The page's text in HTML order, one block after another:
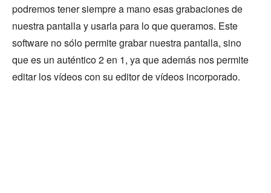
podremos tener siempre a mano esas grabaciones de
nuestra pantalla y usarla para lo que queramos. Este
software no sólo permite grabar nuestra pantalla, sino
que es un auténtico 2 en 1, ya que además nos permite
editar los vídeos con su editor de vídeos incorporado.